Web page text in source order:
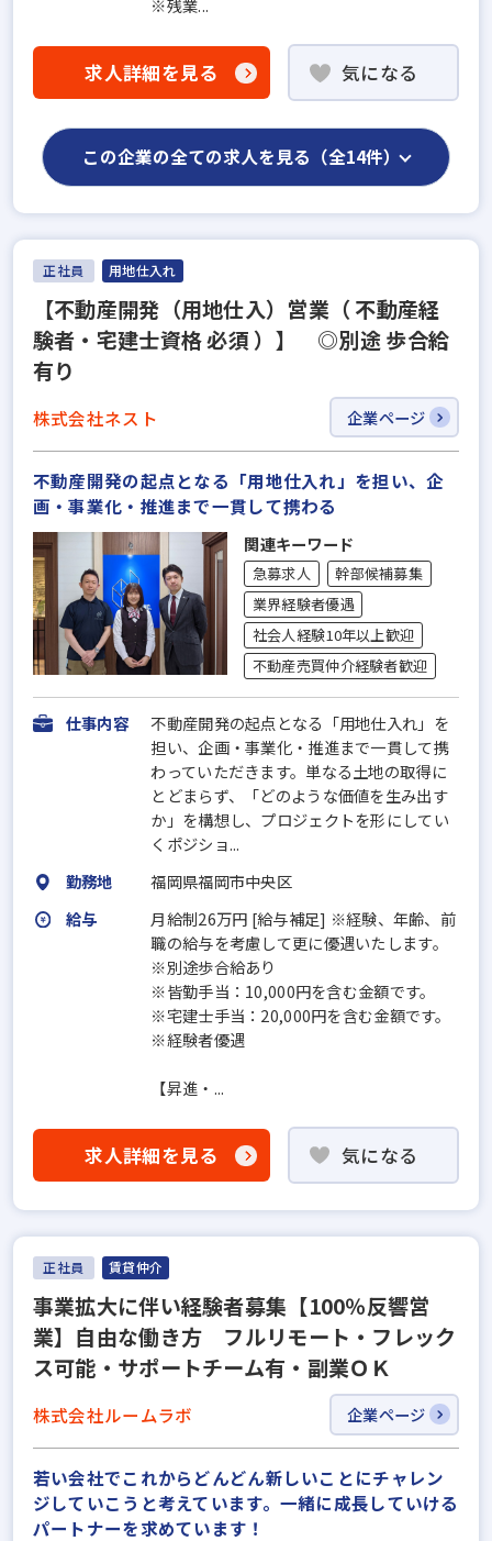
※残業...
求人詳細を見る 気になる
この企業の全ての求人を見る（全14件）
正社員 用地仕入れ
【不動産開発（用地仕入）営業（ 不動産経
験者・宅建士資格 必須 ）】 ◎別途 歩合給
有り
株式会社ネスト 企業ページ
不動産開発の起点となる「用地仕入れ」を担い、企
画・事業化・推進まで一貫して携わる
関連キーワード
急募求人
幹部候補募集
業界経験者優遇
社会人経験10年以上歓迎
不動産売買仲介経験者歓迎
仕事内容
不動産開発の起点となる「用地仕入れ」を
担い、企画・事業化・推進まで一貫して携
わっていただきます。単なる土地の取得に
とどまらず、「どのような価値を生み出す
か」を構想し、プロジェクトを形にしてい
くポジショ...
勤務地
福岡県福岡市中央区
給与
月給制26万円 [給与補足] ※経験、年齢、前
職の給与を考慮して更に優遇いたします。
※別途歩合給あり
※皆勤手当：10,000円を含む金額です。
※宅建士手当：20,000円を含む金額です。
※経験者優遇
【昇進・...
求人詳細を見る 気になる
正社員 賃貸仲介
事業拡大に伴い経験者募集【100％反響営
業】自由な働き方 フルリモート・フレック
ス可能・サポートチーム有・副業ＯＫ
株式会社ルームラボ 企業ページ
若い会社でこれからどんどん新しいことにチャレン
ジしていこうと考えています。一緒に成長していける
パートナーを求めています！